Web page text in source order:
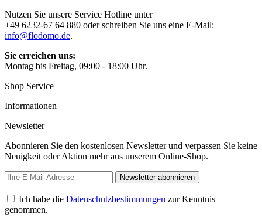
Nutzen Sie unsere Service Hotline unter
+49 6232-67 64 880 oder schreiben Sie uns eine E-Mail:
info@flodomo.de.
Sie erreichen uns:
Montag bis Freitag, 09:00 - 18:00 Uhr.
Shop Service
Informationen
Newsletter
Abonnieren Sie den kostenlosen Newsletter und verpassen Sie keine
Neuigkeit oder Aktion mehr aus unserem Online-Shop.
Newsletter abonnieren
Ich habe die Datenschutzbestimmungen zur Kenntnis
genommen.